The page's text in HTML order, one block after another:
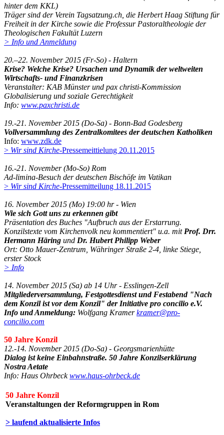
hinter dem KKL)
Träger sind der Verein Tagsatzung.ch, die Herbert Haag Stiftung für
Freiheit in der Kirche sowie die Professur Pastoraltheologie der
Theologischen Fakultät Luzern
> Info und Anmeldung
20.–22. November 2015 (Fr-So) - Haltern
Krise? Welche Krise? Ursachen und Dynamik der weltweiten
Wirtschafts- und Finanzkrisen
Veranstalter: KAB Münster und pax christi-Kommission
Globalisierung und soziale Gerechtigkeit
Info: www.paxchristi.de
19.-21. November 2015 (Do-Sa) - Bonn-Bad Godesberg
Vollversammlung des Zentralkomitees der deutschen Katholiken
Info: www.zdk.de
> Wir sind Kirche-Pressemeittielung 20.11.2015
16.-21. November (Mo-So) Rom
Ad-limina-Besuch der deutschen Bischöfe im Vatikan
> Wir sind Kirche-Pressemitteilung 18.11.2015
16. November 2015 (Mo) 19:00 hr - Wien
Wie sich Gott uns zu erkennen gibt
Präsentation des Buches "Aufbruch aus der Erstarrung.
Konzilstexte vom Kirchenvolk neu kommentiert" u.a. mit Prof. Drr.
Hermann Häring und Dr. Hubert Philipp Weber
Ort: Otto Mauer-Zentrum, Währinger Straße 2-4, linke Stiege,
erster Stock
> Info
14. November 2015 (Sa) ab 14 Uhr - Esslingen-Zell
Mitgliederversammlung, Festgottesdienst und Festabend "Nach
dem Konzil ist vor dem Konzil" der Initiative pro concilio e.V.
Info und Anmeldung: Wolfgang Kramerkramer@pro-
concilio.com
50 Jahre Konzil
12.-14. November 2015 (Do-Sa) - Georgsmarienhütte
Dialog ist keine Einbahnstraße. 50 Jahre Konzilserklärung
Nostra Aetate
Info: Haus Ohrbeckwww.haus-ohrbeck.de
50 Jahre Konzil
Veranstaltungen der Reformgruppen in Rom
> laufend aktualisierte Infos